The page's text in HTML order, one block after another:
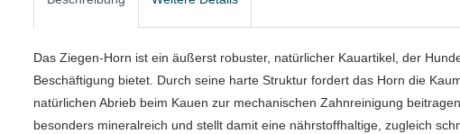
Das Ziegen‑Horn ist ein äußerst robuster, natürlicher Kauartikel, der
Beschäftigung bietet. Durch seine harte Struktur fordert das Horn die
natürlichen Abrieb beim Kauen zur mechanischen Zahnreinigung
besonders mineralreich und stellt damit eine nährstoffhaltige, zugleich